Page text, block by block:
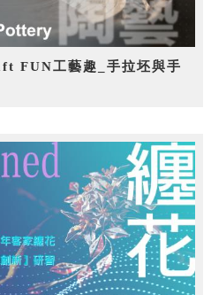
FUN工藝趣_手拉坯與手